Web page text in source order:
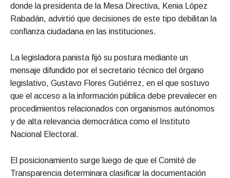
donde la presidenta de la Mesa Directiva, Kenia López
Rabadán, advirtió que decisiones de este tipo debilitan la
confianza ciudadana en las instituciones.
La legisladora panista fijó su postura mediante un
mensaje difundido por el secretario técnico del órgano
legislativo, Gustavo Flores Gutiérrez, en el que sostuvo
que el acceso a la información pública debe prevalecer en
procedimientos relacionados con organismos autónomos
y de alta relevancia democrática como el Instituto
Nacional Electoral.
El posicionamiento surge luego de que el Comité de
Transparencia determinara clasificar la documentación